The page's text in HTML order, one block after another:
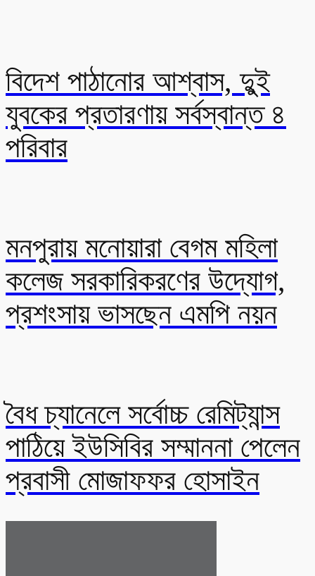
বিদেশ পাঠানোর আশ্বাস, দুুই
যুবকের প্রতারণায় সর্বস্বান্ত ৪
পরিবার
মনপুরায় মনোয়ারা বেগম মহিলা
কলেজ সরকারিকরণের উদ্যোগ,
প্রশংসায় ভাসছেন এমপি নয়ন
বৈধ চ্যানেলে সর্বোচ্চ রেমিট্যান্স
পাঠিয়ে ইউসিবির সম্মাননা পেলেন
প্রবাসী মোজাফফর হোসাইন